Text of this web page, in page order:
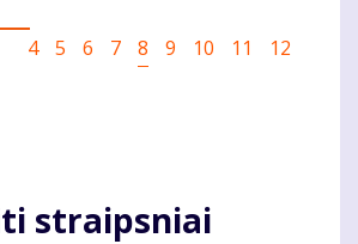
Ankstesnis
Puslapis
4 Puslapis
5 Puslapis
6 Puslapis
7
Current
8 Puslapis
9 Puslapis
10 Puslapis
11 Puslapis
12
straipsniai